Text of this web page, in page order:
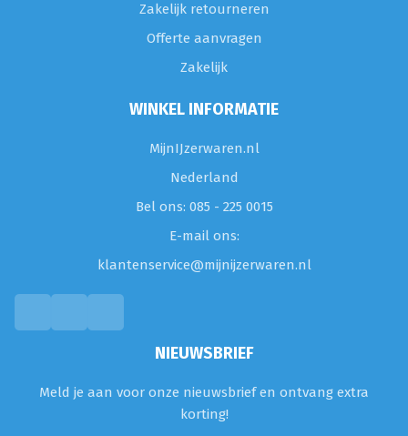
Zakelijk retourneren
Offerte aanvragen
Zakelijk
WINKEL INFORMATIE
MijnIJzerwaren.nl
Nederland
Bel ons: 085 - 225 0015
E-mail ons:
klantenservice@mijnijzerwaren.nl
NIEUWSBRIEF
Meld je aan voor onze nieuwsbrief en ontvang extra
korting!